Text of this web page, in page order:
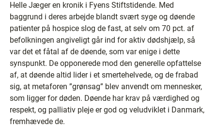
Helle Jæger en kronik i Fyens Stiftstidende. Med
baggrund i deres arbejde blandt svært syge og døende
patienter på hospice slog de fast, at selv om 70 pct. af
befolkningen angiveligt går ind for aktiv dødshjælp, så
var det et fåtal af de døende, som var enige i dette
synspunkt. De opponerede mod den generelle opfattelse
af, at døende altid lider i et smertehelvede, og de frabad
sig, at metaforen ”grønsag” blev anvendt om mennesker,
som ligger for døden. Døende har krav på værdighed og
respekt, og palliativ pleje er god og veludviklet i Danmark,
fremhævede de.